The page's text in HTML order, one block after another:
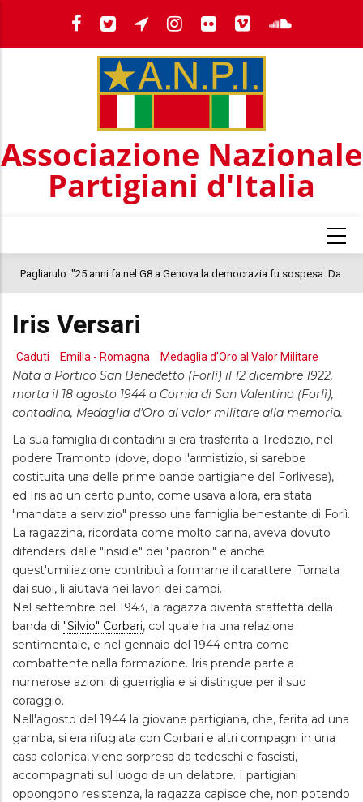
contenuto
Associazione Nazionale
Partigiani d'Italia
Pagliarulo: "25 anni fa nel G8 a Genova la democrazia fu sospesa. Da
colloca la morte di Abderrahim Fakir"
Iris Versari
Caduti Emilia - Romagna Medaglia d'Oro al Valor Militare
Nata a Portico San Benedetto (Forlì) il 12 dicembre 1922,
morta il 18 agosto 1944 a Cornia di San Valentino (Forlì),
contadina, Medaglia d'Oro al valor militare alla memoria.
La sua famiglia di contadini si era trasferita a Tredozio, nel
podere Tramonto (dove, dopo l'armistizio, si sarebbe
costituita una delle prime bande partigiane del Forlivese),
ed Iris ad un certo punto, come usava allora, era stata
"mandata a servizio" presso una famiglia benestante di Forlì.
La ragazzina, ricordata come molto carina, aveva dovuto
difendersi dalle "insidie" dei "padroni" e anche
quest'umiliazione contribuì a formarne il carattere. Tornata
dai suoi, li aiutava nei lavori dei campi.
Nel settembre del 1943, la ragazza diventa staffetta della
banda di "Silvio" Corbari, col quale ha una relazione
sentimentale, e nel gennaio del 1944 entra come
combattente nella formazione. Iris prende parte a
numerose azioni di guerriglia e si distingue per il suo
coraggio.
Nell'agosto del 1944 la giovane partigiana, che, ferita ad una
gamba, si era rifugiata con Corbari e altri compagni in una
casa colonica, viene sorpresa da tedeschi e fascisti,
accompagnati sul luogo da un delatore. I partigiani
oppongono resistenza, la ragazza capisce che, non potendo